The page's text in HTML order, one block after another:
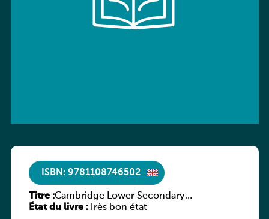
ISBN: 9781108746502
Titre :Cambridge Lower Secondary
Mathematics Workbook 9 with Digital
État du livre :Très bon état